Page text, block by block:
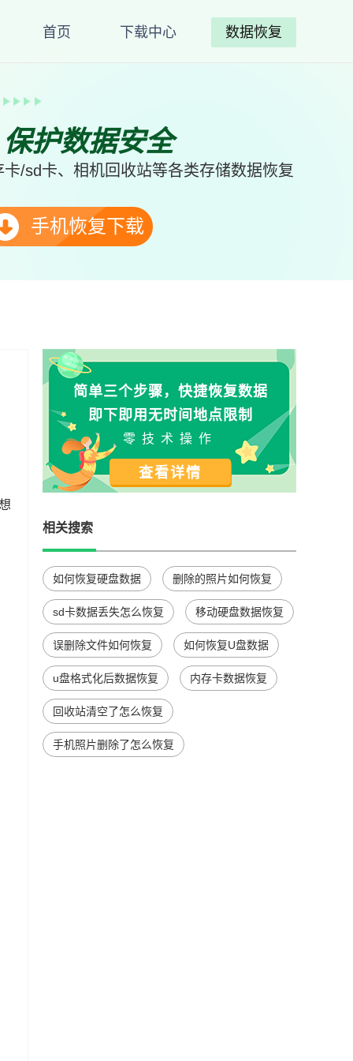
首页 下载中心 数据恢复
护数据安全
/sd卡、相机回收站等各类存储数据恢复
手机恢复下载
简单三个步骤，快捷恢复数据
即下即用无时间地点限制
零技术操作
查看详情
相关搜索
如何恢复硬盘数据 删除的照片如何恢复
sd卡数据丢失怎么恢复 移动硬盘数据恢复
误删除文件如何恢复 如何恢复U盘数据
u盘格式化后数据恢复 内存卡数据恢复
回收站清空了怎么恢复
手机照片删除了怎么恢复